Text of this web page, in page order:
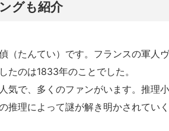
グも紹介
（たんてい）です。フランスの軍人
たのは1833年のことでした。
気で、多くのファンがいます。推理
推理によって謎が解き明かされてい